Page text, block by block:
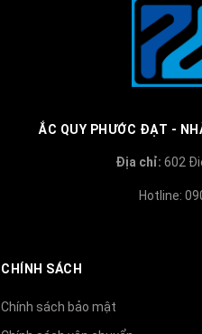
ẮC QUY PHƯỚC ĐẠT -
Địa chỉ: 602
Hotline:
CHÍNH SÁCH
Chính sách bảo mật